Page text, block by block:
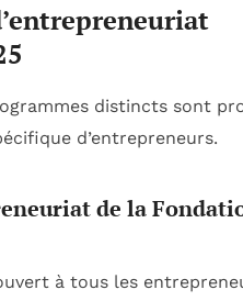
distincts sont
d’entrepreneurs.
de la
à tous les